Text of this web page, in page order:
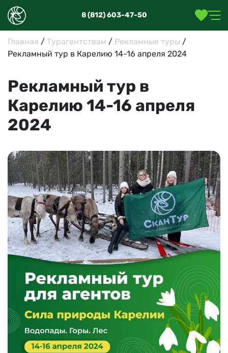
8 (812) 603-47-50
Главная / Турагентствам / Рекламные туры /
Рекламный тур в Карелию 14-16 апреля 2024
Рекламный тур в
Карелию 14-16 апреля
2024